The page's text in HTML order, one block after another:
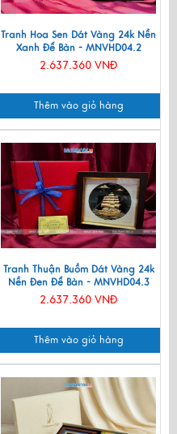
Tranh Hoa Sen Dát Vàng 24k Nền
Xanh Để Bàn - MNVHD04.2
2.637.360 VNĐ
Thêm vào giỏ hàng
Tranh Thuận Buồm Dát Vàng 24k
Nền Đen Để Bàn - MNVHD04.3
2.637.360 VNĐ
Thêm vào giỏ hàng